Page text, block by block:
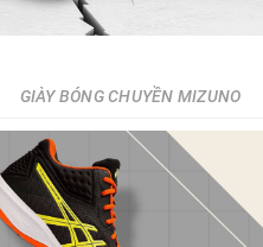
GIÀY BÓNG CHUYỀN MIZUNO